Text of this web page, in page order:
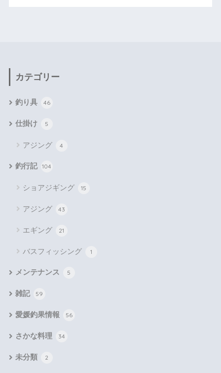
カテゴリー
釣り具 46
仕掛け 5
アジング 4
釣行記 104
ショアジギング 15
アジング 43
エギング 21
バスフィッシング 1
メンテナンス 5
雑記 59
愛媛釣果情報 56
さかな料理 34
未分類 2